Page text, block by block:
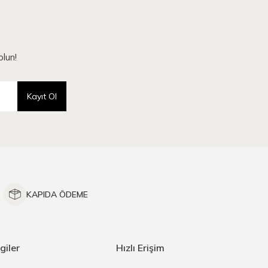
Kayıt Ol
KAPIDA ÖDEME
Hızlı Erişim